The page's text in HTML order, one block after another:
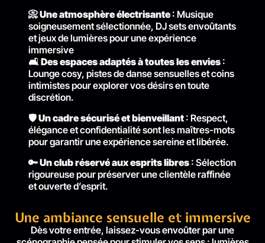
📀Une atmosphère électrisante : Musique
soigneusement sélectionnée, DJ sets envoûtants
et jeux de lumières pour une expérience
immersive
🛋️ Des espaces adaptés à toutes les envies :
Lounge cosy, pistes de danse sensuelles et coins
intimistes pour explorer vos désirs en toute
discrétion.
🛡️Un cadre sécurisé et bienveillant : Respect,
élégance et confidentialité sont les maîtres-mots
pour garantir une expérience sereine et libérée.
🔑Un club réservé aux esprits libres : Sélection
rigoureuse pour préserver une clientèle raffinée
et ouverte d’esprit.
Une ambiance sensuelle et immersive
Dès votre entrée, laissez-vous envoûter par une